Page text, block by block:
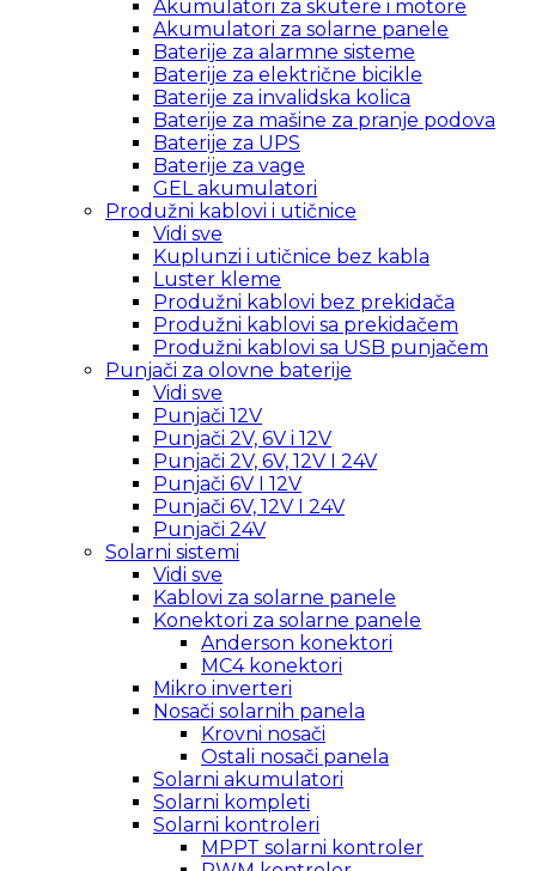
Akumulatori za skutere i motore
Akumulatori za solarne panele
Baterije za alarmne sisteme
Baterije za električne bicikle
Baterije za invalidska kolica
Baterije za mašine za pranje podova
Baterije za UPS
Baterije za vage
GEL akumulatori
Produžni kablovi i utičnice
Vidi sve
Kuplunzi i utičnice bez kabla
Luster kleme
Produžni kablovi bez prekidača
Produžni kablovi sa prekidačem
Produžni kablovi sa USB punjačem
Punjači za olovne baterije
Vidi sve
Punjači 12V
Punjači 2V, 6V i 12V
Punjači 2V, 6V, 12V I 24V
Punjači 6V I 12V
Punjači 6V, 12V I 24V
Punjači 24V
Solarni sistemi
Vidi sve
Kablovi za solarne panele
Konektori za solarne panele
Anderson konektori
MC4 konektori
Mikro inverteri
Nosači solarnih panela
Krovni nosači
Ostali nosači panela
Solarni akumulatori
Solarni kompleti
Solarni kontroleri
MPPT solarni kontroler